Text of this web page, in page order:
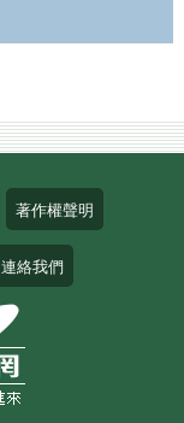
著作權聲明
連絡我們